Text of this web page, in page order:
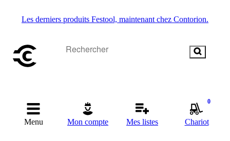
Les derniers produits Festool, maintenant chez Contorion.
Menu Mon compte Mes listes
0
Chariot